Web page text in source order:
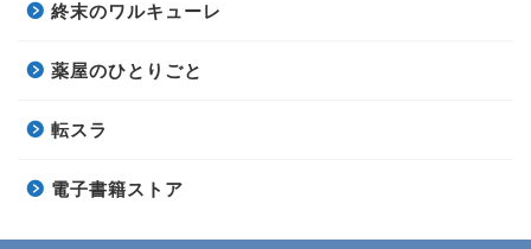
終末のワルキューレ
薬屋のひとりごと
転スラ
電子書籍ストア